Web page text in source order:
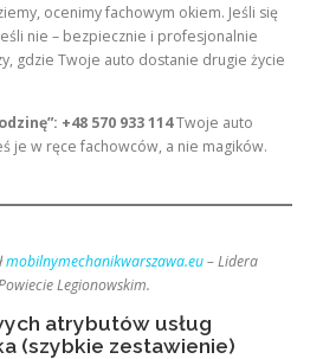
ocenimy fachowym okiem. Jeśli się
nie – bezpiecznie i profesjonalnie
gdzie Twoje auto dostanie drugie życie
+48 570 933 114Twoje auto
je w ręce fachowców, a nie magików.
mobilnymechanikwarszawa.eu– Lidera
Legionowskim.
atrybutów usług
(szybkie zestawienie)